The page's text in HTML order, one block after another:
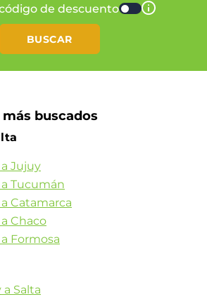
BUSCAR
de descuento
buscados
Jujuy
Tucumán
Catamarca
Chaco
Formosa
Salta